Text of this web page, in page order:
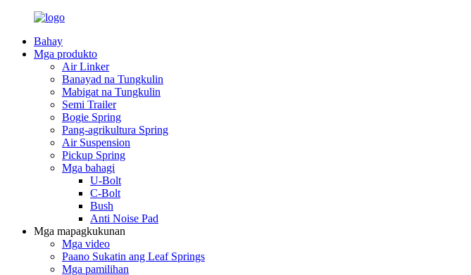
Bahay
Mga produkto
Air Linker
Banayad na Tungkulin
Mabigat na Tungkulin
Semi Trailer
Bogie Spring
Pang-agrikultura Spring
Air Suspension
Pickup Spring
Mga bahagi
U-Bolt
C-Bolt
Bush
Anti Noise Pad
Mga mapagkukunan
Mga video
Paano Sukatin ang Leaf Springs
Mga pamilihan